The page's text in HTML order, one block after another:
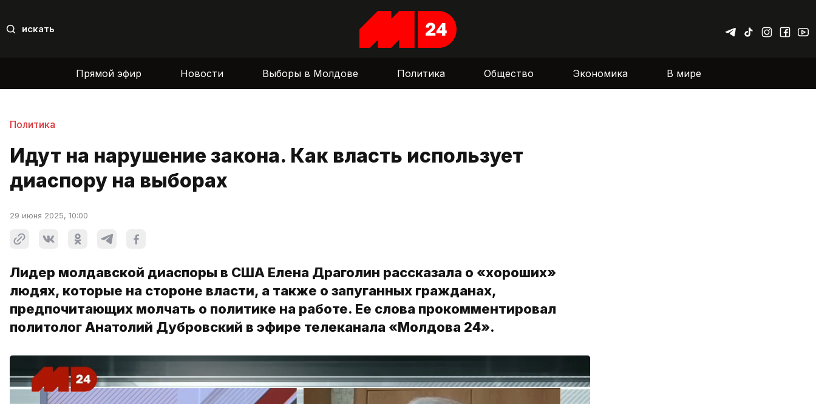
искать
Прямой эфир Новости Выборы в Молдове Политика Общество Экономика В мире
Политика
Идут на нарушение закона. Как власть использует
диаспору на выборах
29 июня 2025, 10:00
Лидер молдавской диаспоры в США Елена Драголин рассказала о «хороших»
людях, которые на стороне власти, а также о запуганных гражданах,
предпочитающих молчать о политике на работе. Ее слова прокомментировал
политолог Анатолий Дубровский в эфире телеканала «Молдова 24».